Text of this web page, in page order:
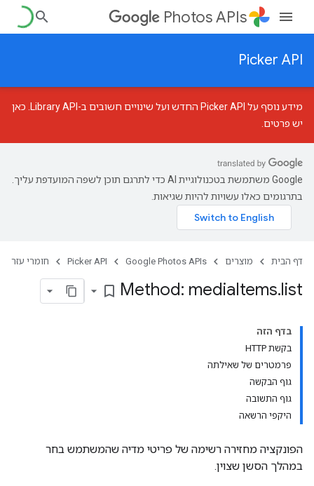
Photos APIs
Picker API
מידע נוסף על Picker API החדש ועל שינויים חשובים ב-Library API.
כאן
יש פרטים
‫Google משתמשת בטכנולוגיית AI כדי לתרגם תוכן לשפה המועדפת עליך.
בתרגומים כאלו עשויות להיות שגיאות.
דף הבית מוצרים Google Photos APIs
Picker API חומרי עזר
Method: mediaItems.list
bookmark_border
בדף הזה
בקשת HTTP
פרמטרים של שאילתה
גוף הבקשה
גוף התשובה
היקפי הרשאה
הפונקציה מחזירה רשימה של פריטי מדיה שהמשתמש בחר
במהלך הסשן שצוין.